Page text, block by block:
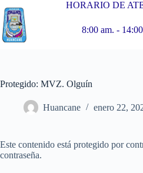
HORARIO DE
8:00 am. -
Protegido: MVZ. Olguín
Huancane enero 22,
Este contenido está protegido por
contraseña.